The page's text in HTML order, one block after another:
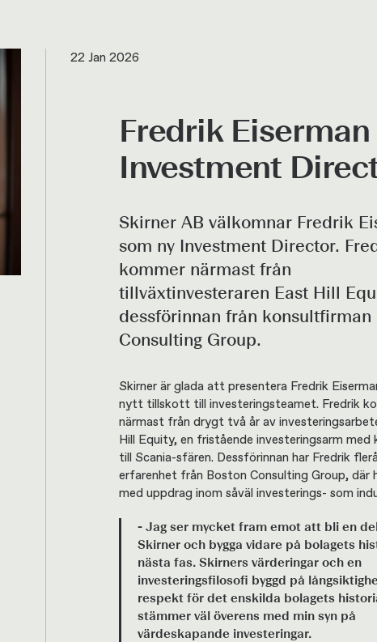
22 Jan 2026
Fredrik Eiserman
Investment
Skirner AB välkomnar Fredrik
som ny Investment Director.
kommer närmast från
tillväxtinvesteraren East Hill
dessförinnan från konsultfirman
Consulting Group.
Skirner är glada att presentera Fredrik
nytt tillskott till investeringsteamet. Fredrik
närmast från drygt två år av
Hill Equity, en fristående investeringsarm med
till Scania-sfären. Dessförinnan har Fredrik
erfarenhet från Boston Consulting Group, där
med uppdrag inom såväl investerings- som
- Jag ser mycket fram emot att bli en
Skirner och bygga vidare på bolagets
nästa fas. Skirners värderingar och en
investeringsfilosofi byggd på
respekt för det enskilda bolagets
stämmer väl överens med min syn på
värdeskapande investeringar.